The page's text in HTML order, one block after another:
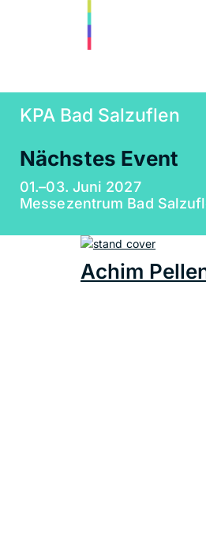
KPA Bad Salzuflen
Nächstes Event
01.–03. Juni 2027
Messezentrum Bad
Achim